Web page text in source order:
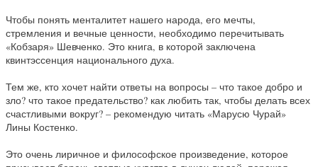
Чтобы понять менталитет нашего народа, его мечты,
стремления и вечные ценности, необходимо перечитывать
«Кобзаря» Шевченко. Это книга, в которой заключена
квинтэссенция национального духа.
Тем же, кто хочет найти ответы на вопросы – что такое добро и
зло? что такое предательство? как любить так, чтобы делать всех
счастливыми вокруг? – рекомендую читать «Марусю Чурай»
Лины Костенко.
Это очень лиричное и философское произведение, которое